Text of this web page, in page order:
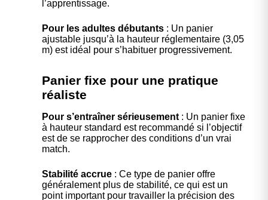
l’apprentissage.
Pour les adultes débutants : Un panier
ajustable jusqu’à la hauteur réglementaire (3,05
m) est idéal pour s’habituer progressivement.
Panier fixe pour une pratique
réaliste
Pour s’entraîner sérieusement : Un panier fixe
à hauteur standard est recommandé si l’objectif
est de se rapprocher des conditions d’un vrai
match.
Stabilité accrue : Ce type de panier offre
généralement plus de stabilité, ce qui est un
point important pour travailler la précision des